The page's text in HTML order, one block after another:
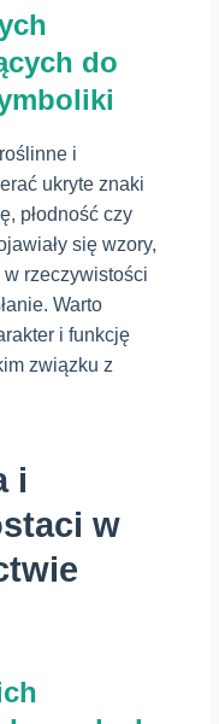
do
i
ukryte znaki
płodność czy
się wzory,
w rzeczywistości
Warto
i funkcję
związku z
i
w